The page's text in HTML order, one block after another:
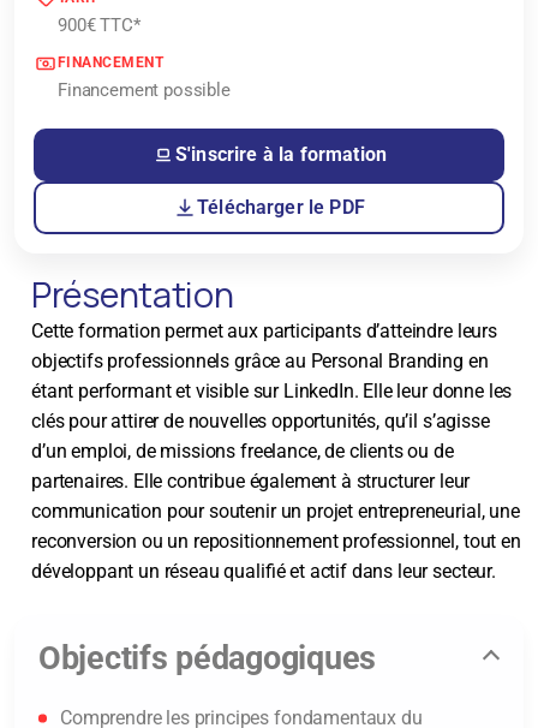
Présentation
Cette formation permet aux participants d’atteindre leurs
objectifs professionnels grâce au Personal Branding en
étant performant et visible sur LinkedIn. Elle leur donne les
clés pour attirer de nouvelles opportunités, qu’il s’agisse
d’un emploi, de missions freelance, de clients ou de
partenaires. Elle contribue également à structurer leur
communication pour soutenir un projet entrepreneurial, une
reconversion ou un repositionnement professionnel, tout en
développant un réseau qualifié et actif dans leur secteur.
Objectifs pédagogiques
Comprendre les principes fondamentaux du
900€ TTC*
FINANCEMENT
Financement possible
S'inscrire à la formation
Télécharger le PDF